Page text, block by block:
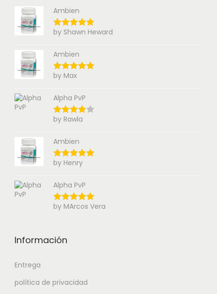
Ambien
by Shawn Heward
Ambien
by Max
Alpha PvP
by Rawla
Ambien
by Henry
Alpha PvP
by MArcos Vera
Información
Entrega
política de privacidad